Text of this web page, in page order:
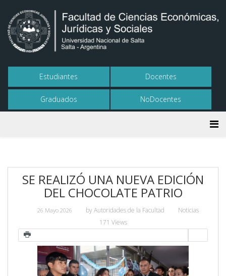
Estudiantes Docentes
Graduados NoDocentes
SE REALIZÓ UNA NUEVA EDICIÓN
DEL CHOCOLATE PATRIO
26 Mayo 2026 byAutoridades de la Facultad
Noticias
171 Views